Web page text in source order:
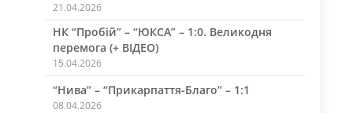
21.04.2026
НК “Пробій” – “ЮКСА” – 1:0. Великодня
перемога (+ ВІДЕО)
15.04.2026
“Нива” – “Прикарпаття-Благо” – 1:1
08.04.2026